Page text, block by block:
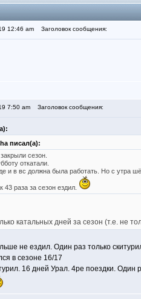
12:46 am Заголовок сообщения:
7:50 am Заголовок сообщения:
писал(а):
сезон.
откатали.
и в вс должна была работать. Но с утра
43 раза за сезон ездил.
катальных дней за сезон (т.е. не
не ездил. Один раз только
в сезоне 16/17
16 дней Урал. 4ре поездки.